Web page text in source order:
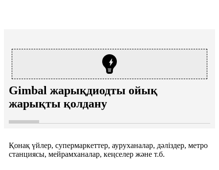
Gimbal жарықдиодты ойық
жарықты қолдану
Қонақ үйлер, супермаркеттер, ауруханалар, дәліздер, метро
станциясы, мейрамханалар, кеңселер және т.б.